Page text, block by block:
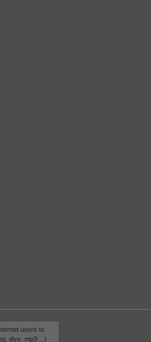
users to
divx, mp3 ...)